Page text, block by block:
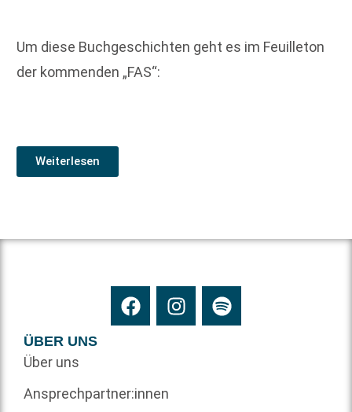
Um diese Buchgeschichten geht es im Feuilleton
der kommenden „FAS“:
Weiterlesen
ÜBER UNS
Über uns
Ansprechpartner:innen